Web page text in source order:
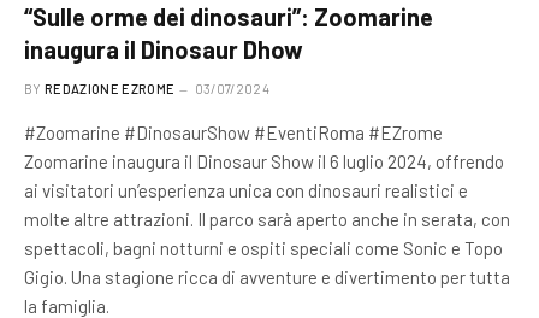
“Sulle orme dei dinosauri”: Zoomarine
inaugura il Dinosaur Dhow
BY REDAZIONE EZROME 03/07/2024
#Zoomarine #DinosaurShow #EventiRoma #EZrome
Zoomarine inaugura il Dinosaur Show il 6 luglio 2024, offrendo
ai visitatori un’esperienza unica con dinosauri realistici e
molte altre attrazioni. Il parco sarà aperto anche in serata, con
spettacoli, bagni notturni e ospiti speciali come Sonic e Topo
Gigio. Una stagione ricca di avventure e divertimento per tutta
la famiglia.